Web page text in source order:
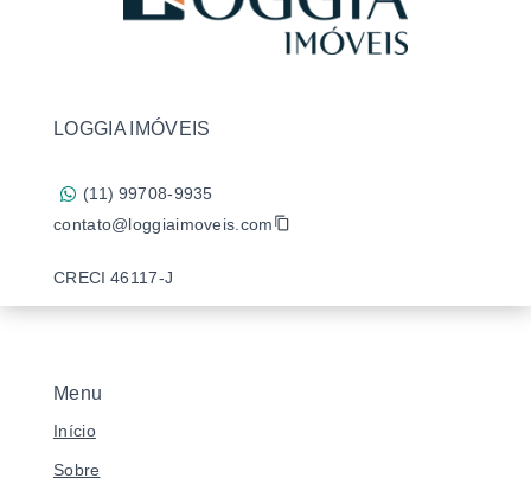
Menu
Início
Sobre
LOGGIA IMÓVEIS
(11) 99708-9935
contato@loggiaimoveis.com
CRECI 46117-J